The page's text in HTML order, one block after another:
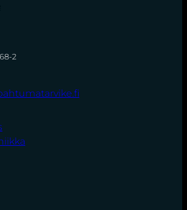
2